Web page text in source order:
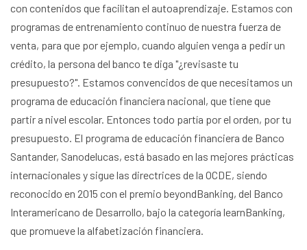
con contenidos que facilitan el autoaprendizaje. Estamos con
programas de entrenamiento continuo de nuestra fuerza de
venta, para que por ejemplo, cuando alguien venga a pedir un
crédito, la persona del banco te diga "¿revisaste tu
presupuesto?". Estamos convencidos de que necesitamos un
programa de educación financiera nacional, que tiene que
partir a nivel escolar. Entonces todo partía por el orden, por tu
presupuesto. El programa de educación financiera de Banco
Santander, Sanodelucas, está basado en las mejores prácticas
internacionales y sigue las directrices de la OCDE, siendo
reconocido en 2015 con el premio beyondBanking, del Banco
Interamericano de Desarrollo, bajo la categoría learnBanking,
que promueve la alfabetización financiera.